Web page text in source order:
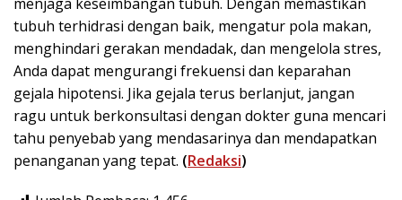
tubuh terhidrasi dengan baik, mengatur pola makan,
menghindari gerakan mendadak, dan mengelola stres,
Anda dapat mengurangi frekuensi dan keparahan
gejala hipotensi. Jika gejala terus berlanjut, jangan
ragu untuk berkonsultasi dengan dokter guna mencari
tahu penyebab yang mendasarinya dan mendapatkan
penanganan yang tepat. (Redaksi)